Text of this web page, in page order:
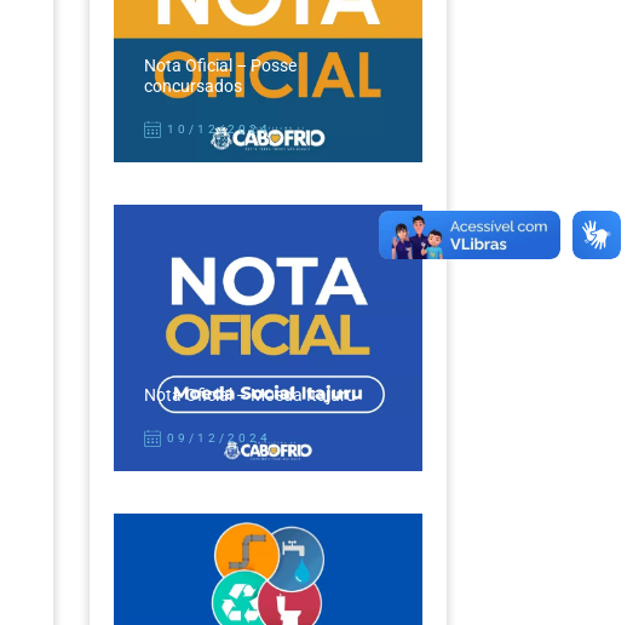
Nota Oficial – Posse
concursados
10/12/2024
Nota Oficial – Moeda Itajuru
09/12/2024